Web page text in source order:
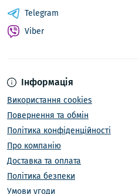
Інформація
Використання cookies
Повернення та обмін
Політика конфіденційності
Про компанію
Доставка та оплата
Політика безпеки
Умови угоди
Telegram
Viber